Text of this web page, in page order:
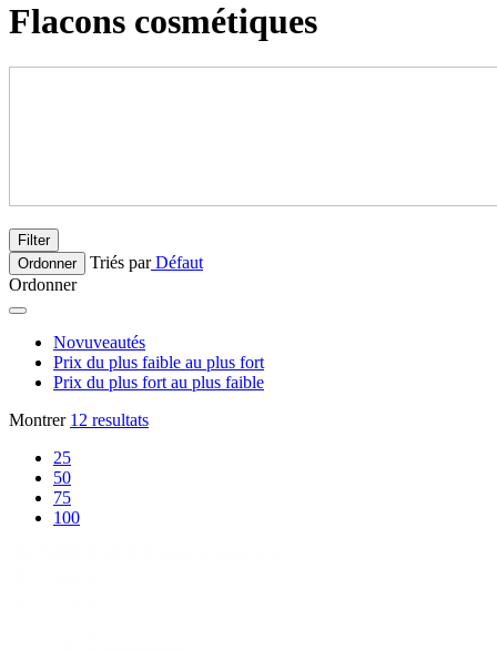
Flacons cosmétiques
Filter
Ordonner
Triés parDéfaut
Ordonner
Novuveautés
Prix du plus faible au plus fort
Prix du plus fort au plus faible
Montrer 12 resultats
25
50
75
100